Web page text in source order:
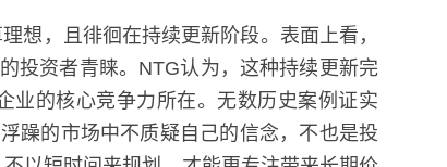
，且徘徊在持续更新阶段。表面上看，
投资者青睐。NTG认为，这种持续更新完
业的核心竞争力所在。无数历史案例证实
躁的市场中不质疑自己的信念，不也是投